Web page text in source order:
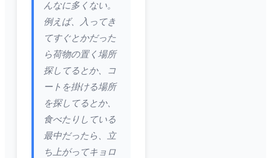
んなに多くない。
例えば、入ってき
てすぐとかだった
ら荷物の置く場所
探してるとか、コ
ートを掛ける場所
を探してるとか、
食べたりしている
最中だったら、立
ち上がってキョロ